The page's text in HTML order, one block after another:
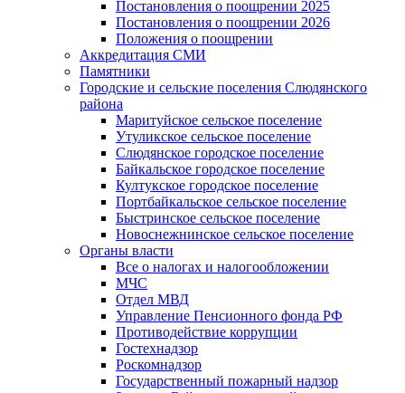
Постановления о поощрении 2025
Постановления о поощрении 2026
Положения о поощрении
Аккредитация СМИ
Памятники
Городские и сельские поселения Слюдянского
района
Маритуйское сельское поселение
Утуликское сельское поселение
Слюдянское городское поселение
Байкальское городское поселение
Култукское городское поселение
Портбайкальское сельское поселение
Быстринское сельское поселение
Новоснежнинское сельское поселение
Органы власти
Все о налогах и налогообложении
МЧС
Отдел МВД
Управление Пенсионного фонда РФ
Противодействие коррупции
Гостехнадзор
Роскомнадзор
Государственный пожарный надзор